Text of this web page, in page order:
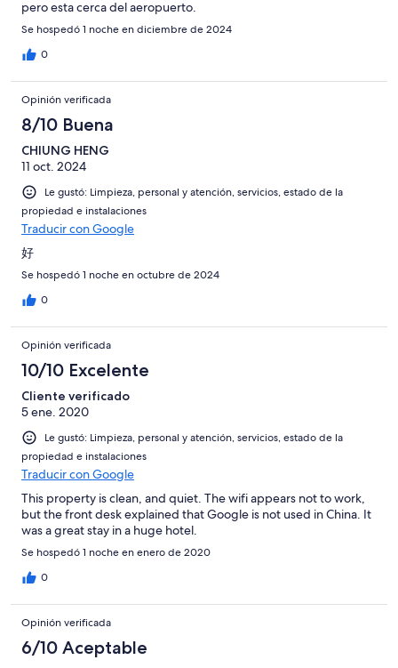
pero esta cerca del aeropuerto.
Se hospedó 1 noche en diciembre de 2024
0
Opinión verificada
8/10 Buena
CHIUNG HENG
11 oct. 2024
Le gustó: Limpieza, personal y atención, servicios, estado de la
propiedad e instalaciones
Traducir con Google
好
Se hospedó 1 noche en octubre de 2024
0
Opinión verificada
10/10 Excelente
Cliente verificado
5 ene. 2020
Le gustó: Limpieza, personal y atención, servicios, estado de la
propiedad e instalaciones
Traducir con Google
This property is clean, and quiet. The wifi appears not to work,
but the front desk explained that Google is not used in China. It
was a great stay in a huge hotel.
Se hospedó 1 noche en enero de 2020
0
Opinión verificada
6/10 Aceptable